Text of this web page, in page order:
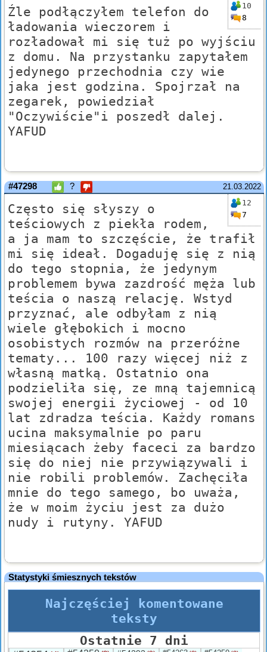
10
8
Źle podłączyłem telefon do
ładowania wieczorem i
rozładował mi się tuż po wyjściu
z domu. Na przystanku zapytałem
jedynego przechodnia czy wie
jaka jest godzina. Spojrzał na
zegarek, powiedział
"Oczywiście"i poszedł dalej.
YAFUD
21.03.2022
#47298 ?
12
7
Często się słyszy o
teściowych z piekła rodem,
a ja mam to szczęście, że trafił
mi się ideał. Dogaduję się z nią
do tego stopnia, że jedynym
problemem bywa zazdrość męża lub
teścia o naszą relację. Wstyd
przyznać, ale odbyłam z nią
wiele głębokich i mocno
osobistych rozmów na przeróżne
tematy... 100 razy więcej niż z
własną matką. Ostatnio ona
podzieliła się, ze mną tajemnicą
swojej energii życiowej - od 10
lat zdradza teścia. Każdy romans
ucina maksymalnie po paru
miesiącach żeby faceci za bardzo
się do niej nie przywiązywali i
nie robili problemów. Zachęciła
mnie do tego samego, bo uważa,
że w moim życiu jest za dużo
nudy i rutyny. YAFUD
Statystyki śmiesznych tekstów
Najczęściej komentowane
teksty
Ostatnie 7 dni